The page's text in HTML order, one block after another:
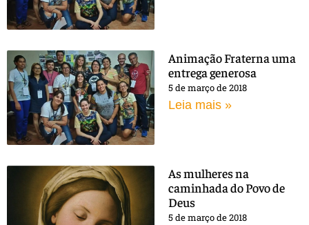
Animação Fraterna uma
entrega generosa
5 de março de 2018
Leia mais »
As mulheres na
caminhada do Povo de
Deus
5 de março de 2018